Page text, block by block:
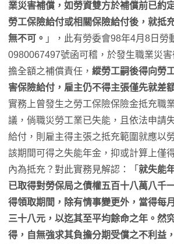
業災害補償，如勞資雙方於補償前已約
勞工保險給付或相關保險給付後，就抵
無不可。 」，此有勞委會98年4月8日勞
0980067497號函可稽，於發生職業災
擔全額之補償責任， 縱勞工嗣後得向勞
害保險給付，雇主仍不得主張僅先就差
實務上曾發生之勞工保險保險金抵充職
議，倘職災勞工業已失能，且依法申請
給付，則雇主得主張之抵充範圍就應以
該期間可得之失能年金，抑或計算上僅
內為抵充？對此實務見解認：「 就失能
已取得對勞保局之債權五百十八萬八千
得領取期間，除有情事變更外，當得每
三十八元，以迄其至平均餘命之年。然
得，自無強求其負擔分期受償之不利益